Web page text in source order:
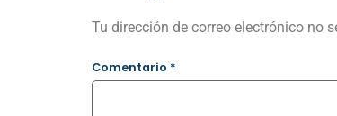
Tu dirección de correo electrónico no
Comentario *